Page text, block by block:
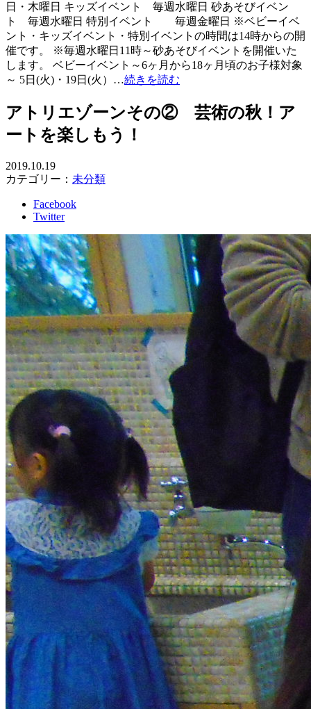
日・木曜日 キッズイベント 毎週水曜日 砂あそびイベン
ト 毎週水曜日 特別イベント 毎週金曜日 ※ベビーイベ
ント・キッズイベント・特別イベントの時間は14時からの開
催です。 ※毎週水曜日11時～砂あそびイベントを開催いた
します。 ベビーイベント～6ヶ月から18ヶ月頃のお子様対象
～ 5日(火)・19日(火）…続きを読む
アトリエゾーンその② 芸術の秋！ア
ートを楽しもう！
2019.10.19
カテゴリー： 未分類
Facebook
Twitter